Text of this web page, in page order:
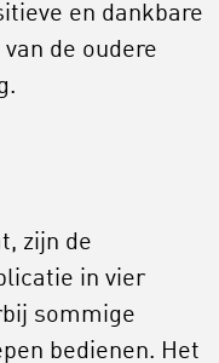
en dankbare
de oudere
zijn de
in vier
sommige
bedienen. Het